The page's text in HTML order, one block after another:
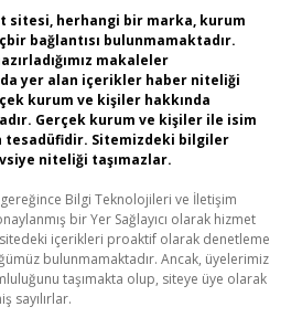
sitesi, herhangi bir marka, kurum
bağlantısı bulunmamaktadır.
makaleler
yer alan içerikler haber niteliği
kurum ve kişiler hakkında
Gerçek kurum ve kişiler ile isim
Sitemizdeki bilgiler
niteliği taşımazlar.
gereğince Bilgi Teknolojileri ve İletişim
bir Yer Sağlayıcı olarak hizmet
içerikleri proaktif olarak denetleme
bulunmamaktadır. Ancak, üyelerimiz
taşımakta olup, siteye üye olarak
sayılırlar.